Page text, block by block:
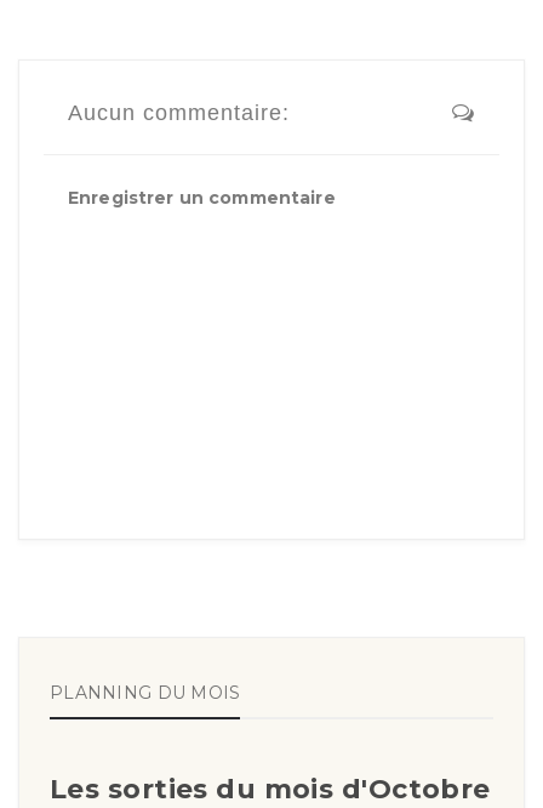
Aucun commentaire:
Enregistrer un commentaire
PLANNING DU MOIS
Les sorties du mois d'Octobre